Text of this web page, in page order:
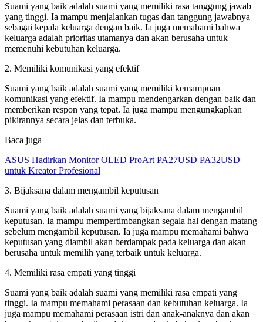
Suami yang baik adalah suami yang memiliki rasa tanggung jawab
yang tinggi. Ia mampu menjalankan tugas dan tanggung jawabnya
sebagai kepala keluarga dengan baik. Ia juga memahami bahwa
keluarga adalah prioritas utamanya dan akan berusaha untuk
memenuhi kebutuhan keluarga.
2. Memiliki komunikasi yang efektif
Suami yang baik adalah suami yang memiliki kemampuan
komunikasi yang efektif. Ia mampu mendengarkan dengan baik dan
memberikan respon yang tepat. Ia juga mampu mengungkapkan
pikirannya secara jelas dan terbuka.
Baca juga
ASUS Hadirkan Monitor OLED ProArt PA27USD PA32USD
untuk Kreator Profesional
3. Bijaksana dalam mengambil keputusan
Suami yang baik adalah suami yang bijaksana dalam mengambil
keputusan. Ia mampu mempertimbangkan segala hal dengan matang
sebelum mengambil keputusan. Ia juga mampu memahami bahwa
keputusan yang diambil akan berdampak pada keluarga dan akan
berusaha untuk memilih yang terbaik untuk keluarga.
4. Memiliki rasa empati yang tinggi
Suami yang baik adalah suami yang memiliki rasa empati yang
tinggi. Ia mampu memahami perasaan dan kebutuhan keluarga. Ia
juga mampu memahami perasaan istri dan anak-anaknya dan akan